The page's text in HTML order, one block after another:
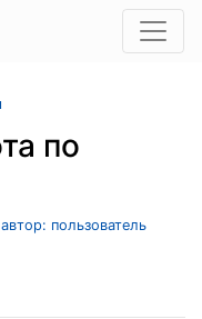
по
пользователь